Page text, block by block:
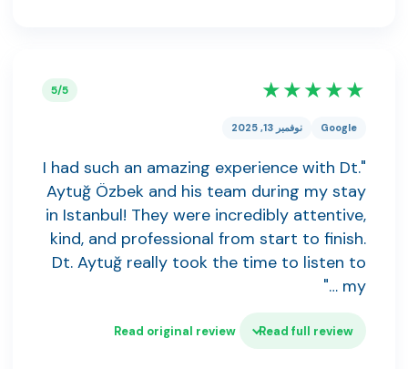
★★★★★
5/5
Google نوفمبر 13, 2025
"I had such an amazing experience with Dt.
Aytuğ Özbek and his team during my stay
in Istanbul! They were incredibly attentive,
kind, and professional from start to finish.
Dt. Aytuğ really took the time to listen to
my …"
Read full review
Read original review